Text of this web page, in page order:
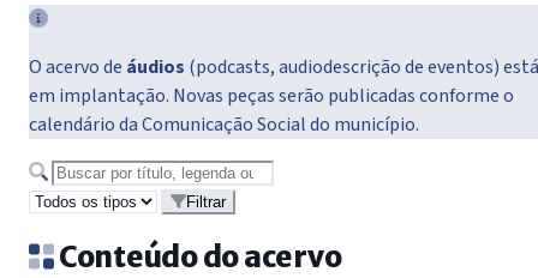
O acervo de áudios (podcasts, audiodescrição de eventos) está
em implantação. Novas peças serão publicadas conforme o
calendário da Comunicação Social do município.
Buscar no acervo
Filtrar
Conteúdo do acervo